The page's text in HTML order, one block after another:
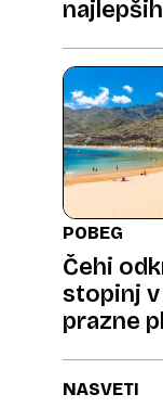
POBEG
Čehi
stopinj
prazne
NASVETI